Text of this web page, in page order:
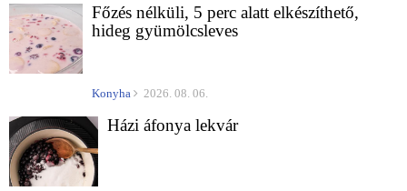
Főzés nélküli, 5 perc alatt elkészíthető,
hideg gyümölcsleves
Konyha 2026. 08. 06.
Házi áfonya lekvár